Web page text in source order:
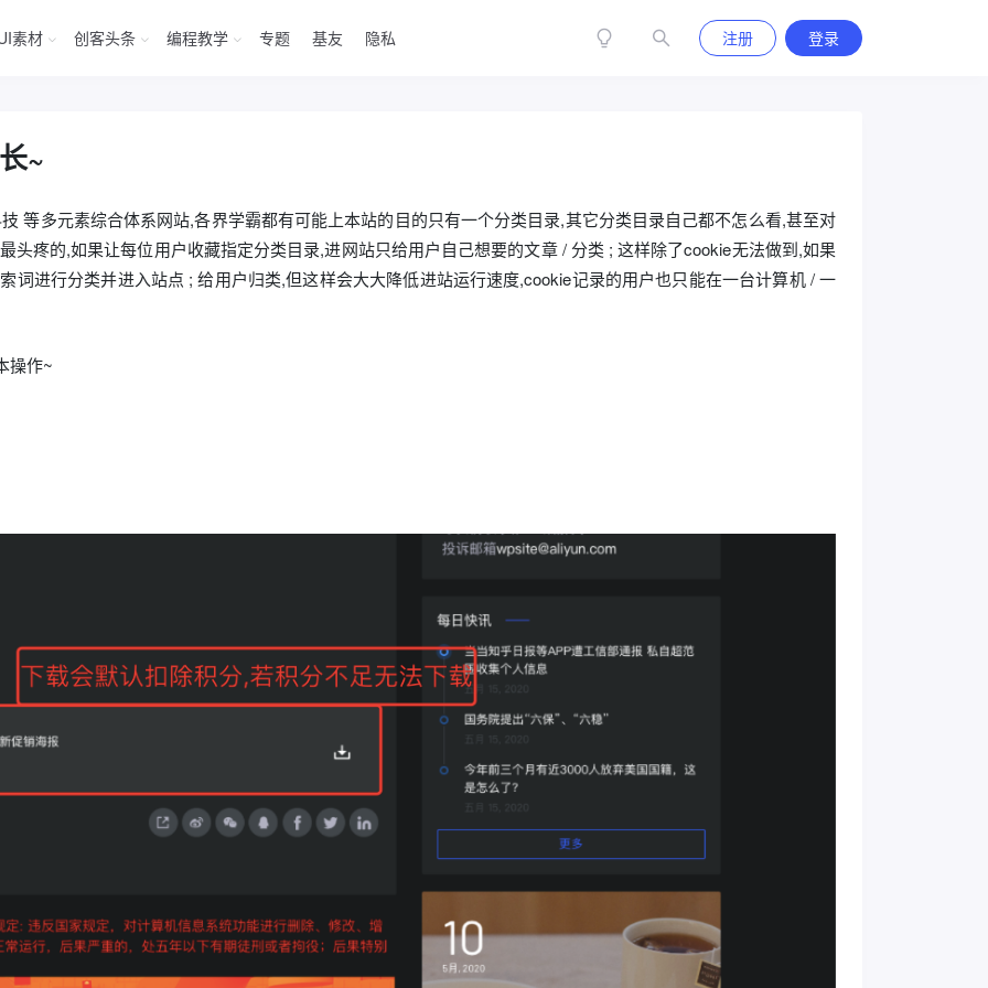
素材 创客头条 编程教学 专题 基友 隐私 注册 登录
~
等多元素综合体系网站,各界学霸都有可能上本站的目的只有一个分类目录,其它分类目录自己都不怎么看,甚至对
头疼的,如果让每位用户收藏指定分类目录,进网站只给用户自己想要的文章 / 分类 ; 这样除了cookie无法做到,如果
词进行分类并进入站点 ; 给用户归类,但这样会大大降低进站运行速度,cookie记录的用户也只能在一台计算机 / 一
操作~